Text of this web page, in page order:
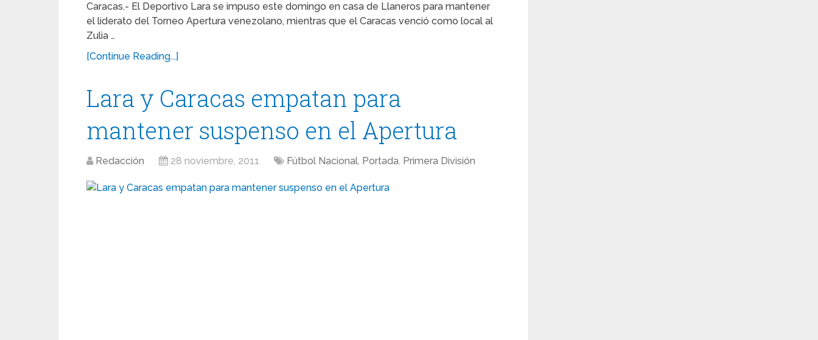
Caracas.- El Deportivo Lara se impuso este domingo en casa de Llaneros para mantener
el liderato del Torneo Apertura venezolano, mientras que el Caracas venció como local al
Zulia …
[Continue Reading...]
Lara y Caracas empatan para
mantener suspenso en el Apertura
Redacción 28 noviembre, 2011 Fútbol Nacional, Portada, Primera División